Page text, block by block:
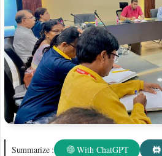
Summarize : With ChatGPT